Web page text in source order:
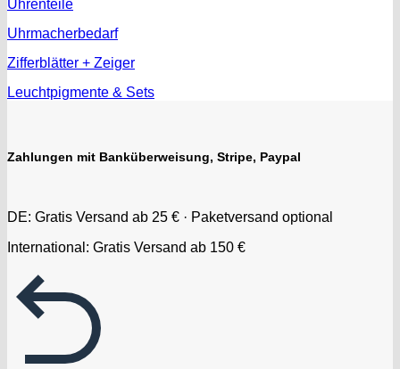
Uhrenteile
Uhrmacherbedarf
Zifferblätter + Zeiger
Leuchtpigmente & Sets
Zahlungen mit Banküberweisung, Stripe, Paypal
DE: Gratis Versand ab 25 € · Paketversand optional
International: Gratis Versand ab 150 €